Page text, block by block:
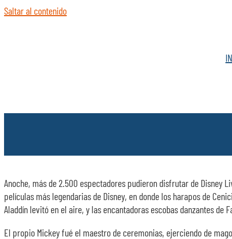
Saltar al contenido
Anoche, más de 2.500 espectadores pudieron disfrutar de Disney
películas más legendarias de Disney, en donde los harapos de
Aladdín levitó en el aire, y las encantadoras escobas danzantes de
El propio Mickey fué el maestro de ceremonias, ejerciendo de